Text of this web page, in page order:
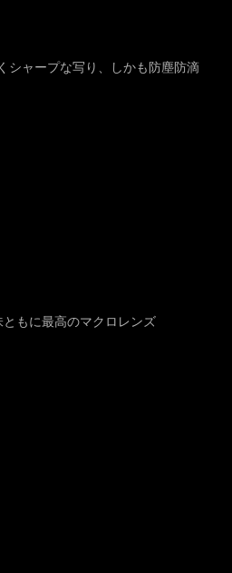
シャープな写り、しかも防塵防滴
もに最高のマクロレンズ